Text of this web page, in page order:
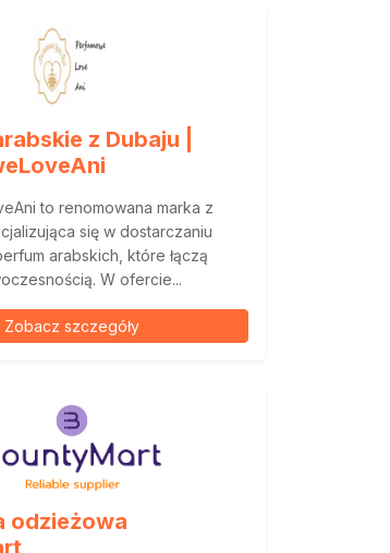
z Dubaju |
to renomowana marka z
się w dostarczaniu
arabskich, które łączą
W ofercie...
Zobacz szczegóły
odzieżowa